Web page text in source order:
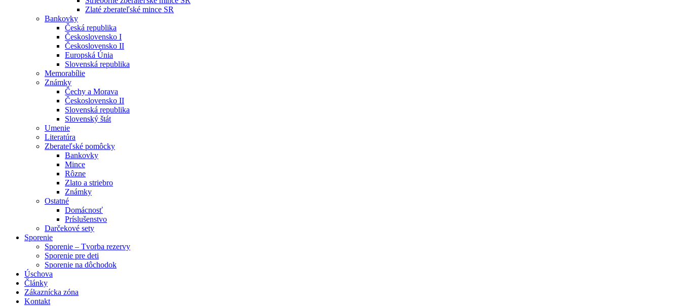
Zlaté zberateľské mince SR
Bankovky
Česká republika
Československo I
Československo II
Europská Únia
Slovenská republika
Memorabílie
Známky
Čechy a Morava
Československo II
Slovenská republika
Slovenský štát
Umenie
Literatúra
Zberateľské pomôcky
Bankovky
Mince
Rôzne
Zlato a striebro
Známky
Ostatné
Domácnosť
Príslušenstvo
Darčekové sety
Sporenie
Sporenie – Tvorba rezervy
Sporenie pre deti
Sporenie na dôchodok
Úschova
Články
Zákaznícka zóna
Kontakt